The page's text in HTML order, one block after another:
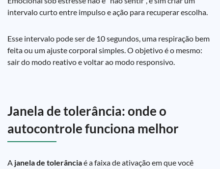
intervalo curto entre impulso e ação para recuperar escolha.
Esse intervalo pode ser de 10 segundos, uma respiração bem
feita ou um ajuste corporal simples. O objetivo é o mesmo:
sair do modo reativo e voltar ao modo responsivo.
Janela de tolerância: onde o
autocontrole funciona melhor
A janela de tolerânciaé a faixa de ativação em que você